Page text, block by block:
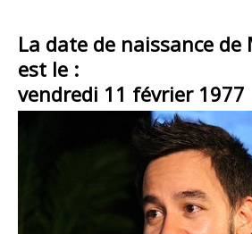
La date de naissance de
est le :
vendredi 11 février 1977